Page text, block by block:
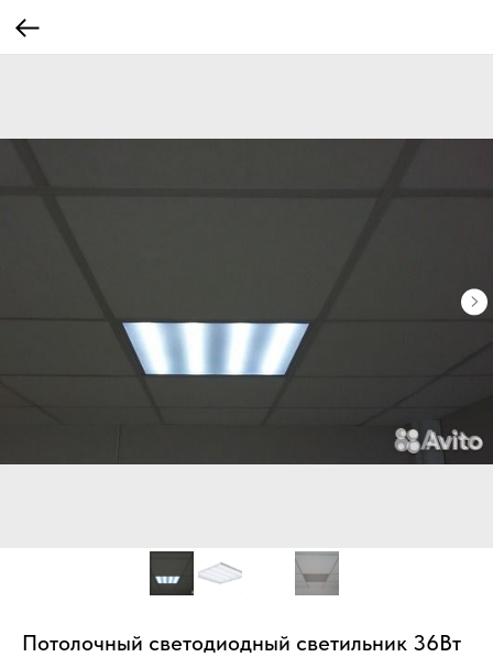
Потолочный светодиодный светильник 36Вт